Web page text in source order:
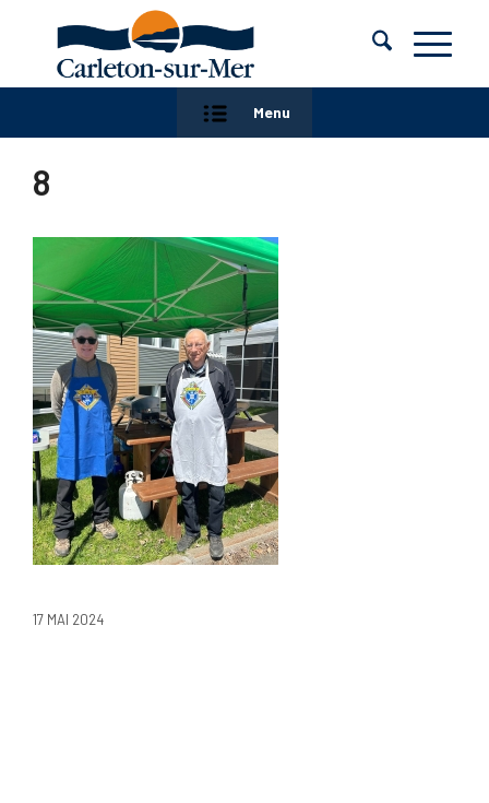
Menu
8
17 MAI 2024